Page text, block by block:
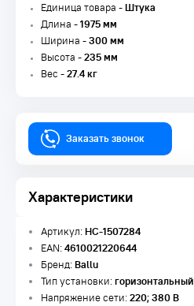
Единица товара -Штука
Длина -1975 мм
Ширина -300 мм
Высота -235 мм
Вес -27.4 кг
Заказать звонок
Характеристики
Артикул:НС-1507284
EAN:4610021220644
Бренд:Ballu
Тип установки:горизонтальный
Напряжение сети:220; 380 В